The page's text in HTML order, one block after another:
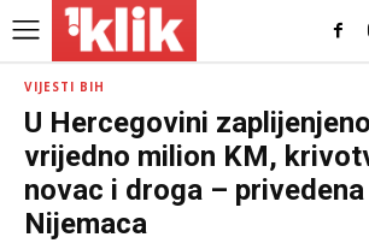
VIJESTI BIH
U Hercegovini
vrijedno milion KM,
novac i droga –
Nijemaca